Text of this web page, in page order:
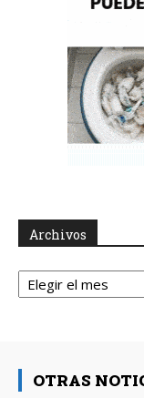
Archivos
Archivos
OTRAS